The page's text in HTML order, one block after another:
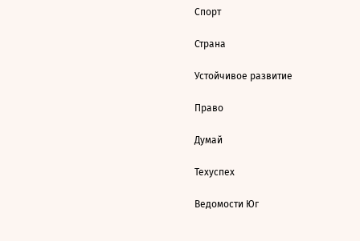
Спорт
Страна
Устойчивое развитие
Право
Думай
Техуспех
Ведомости Юг